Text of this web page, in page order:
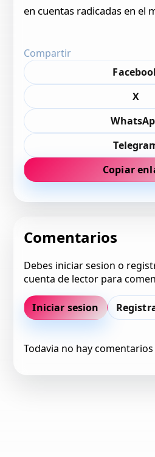
en cuentas radicadas en el
Compartir
X
Copiar
Comentarios
Debes iniciar sesion o
cuenta de lector para
Iniciar sesion
Todavia no hay